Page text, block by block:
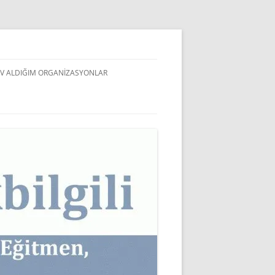
ALDIĞIM ORGANIZASYONLAR